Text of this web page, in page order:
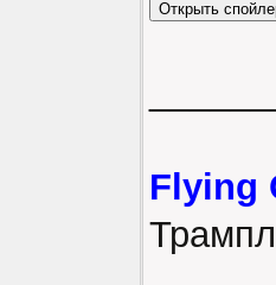
Flying